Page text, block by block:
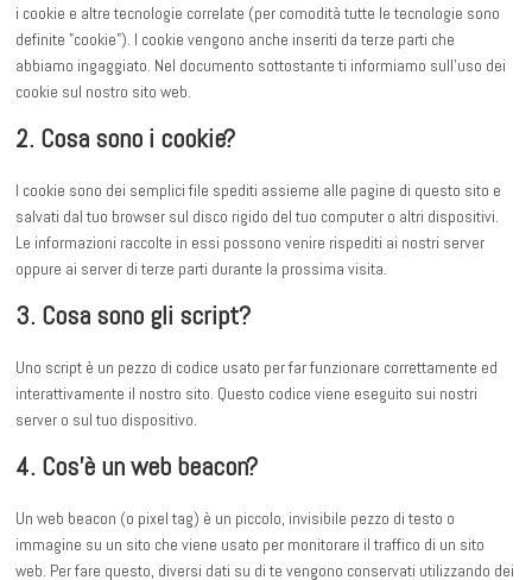
i cookie e altre tecnologie correlate (per comodità tutte le tecnologie sono
definite "cookie"). I cookie vengono anche inseriti da terze parti che
abbiamo ingaggiato. Nel documento sottostante ti informiamo sull'uso dei
cookie sul nostro sito web.
2. Cosa sono i cookie?
I cookie sono dei semplici file spediti assieme alle pagine di questo sito e
salvati dal tuo browser sul disco rigido del tuo computer o altri dispositivi.
Le informazioni raccolte in essi possono venire rispediti ai nostri server
oppure ai server di terze parti durante la prossima visita.
3. Cosa sono gli script?
Uno script è un pezzo di codice usato per far funzionare correttamente ed
interattivamente il nostro sito. Questo codice viene eseguito sui nostri
server o sul tuo dispositivo.
4. Cos'è un web beacon?
Un web beacon (o pixel tag) è un piccolo, invisibile pezzo di testo o
immagine su un sito che viene usato per monitorare il traffico di un sito
web. Per fare questo, diversi dati su di te vengono conservati utilizzando dei